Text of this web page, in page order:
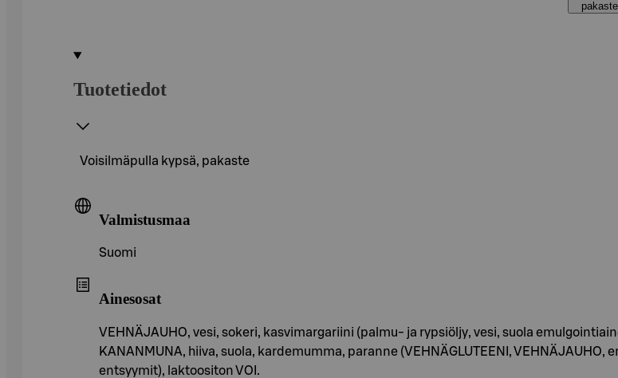
pakaste
Tuotetiedot
Voisilmäpulla kypsä, pakaste
Valmistusmaa
Suomi
Ainesosat
VEHNÄJAUHO, vesi, sokeri, kasvimargariini (palmu- ja rypsiöljy, vesi, suola
KANANMUNA, hiiva, suola, kardemumma, paranne (VEHNÄGLUTEENI,
entsyymit), laktoositon VOI.